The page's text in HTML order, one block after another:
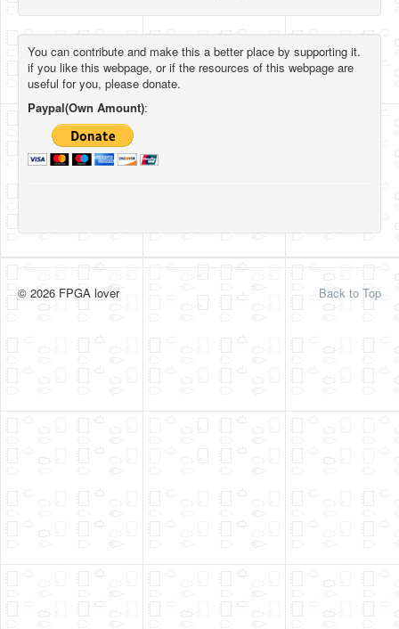
You can contribute and make this a better place by supporting it.
if you like this webpage, or if the resources of this webpage are
useful for you, please donate.
Paypal(Own Amount):
Back to Top
© 2026 FPGA lover